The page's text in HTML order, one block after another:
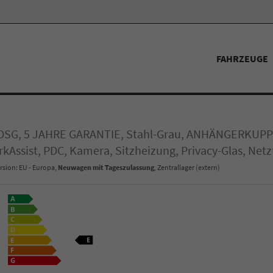
FAHRZEUGE
5 JAHRE GARANTIE, Stahl-Grau,
PDC, Kamera, Sitzheizung, Privacy-Glas,
EU - Europa, Neuwagen mit Tageszulassung, Zentrallager (extern)